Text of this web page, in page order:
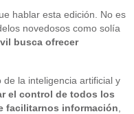
hablar esta edición. No es
novedosos como solía
busca ofrecer
la inteligencia artificial y
el control de todos los
facilitarnos información